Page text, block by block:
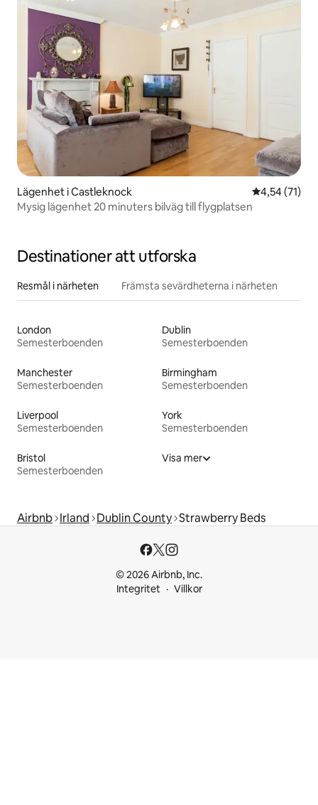
Lägenhet i Castleknock 4,54 av 5 i
4,54 (71)
Mysig lägenhet 20 minuters bilväg till flygplatsen
Destinationer att utforska
Resmål i närheten Främsta sevärdheterna i närheten
London
Semesterboenden
Dublin
Semesterboenden
Manchester
Semesterboenden
Birmingham
Semesterboenden
Liverpool
Semesterboenden
York
Semesterboenden
Bristol
Semesterboenden
Visa mer
Airbnb Irland Dublin County Strawberry Beds
© 2026 Airbnb, Inc.
Integritet
Villkor